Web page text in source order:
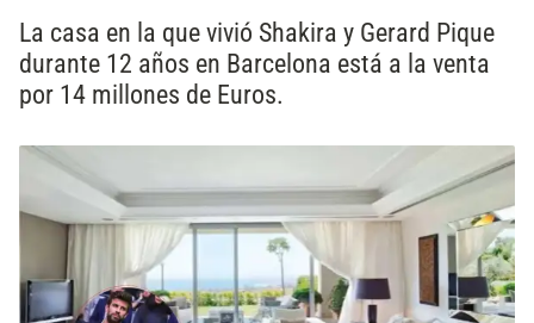
La casa en la que vivió Shakira y Gerard Pique
durante 12 años en Barcelona está a la venta
por 14 millones de Euros.